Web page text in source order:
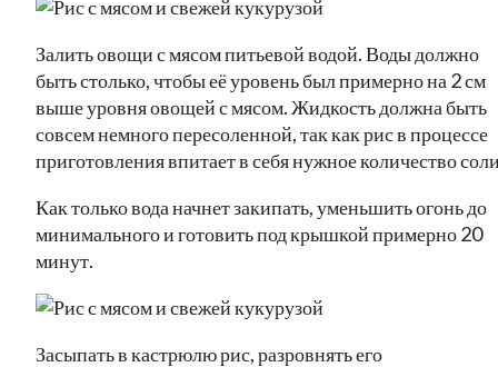
Залить овощи с мясом питьевой водой. Воды должно
быть столько, чтобы её уровень был примерно на 2 см
выше уровня овощей с мясом. Жидкость должна быть
совсем немного пересоленной, так как рис в процессе
приготовления впитает в себя нужное количество
Как только вода начнет закипать, уменьшить огонь до
минимального и готовить под крышкой примерно 20
минут.
Засыпать в кастрюлю рис, разровнять его